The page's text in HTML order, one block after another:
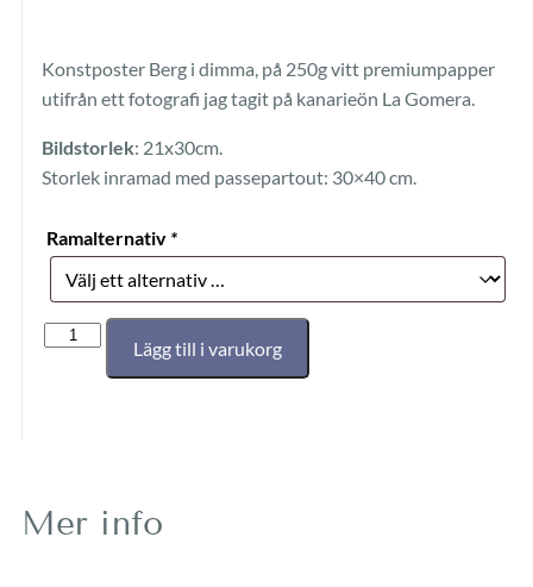
Konstposter Berg i dimma, på 250g vitt premiumpapper
utifrån ett fotografi jag tagit på kanarieön La Gomera.
Bildstorlek: 21x30cm.
Storlek inramad med passepartout: 30×40 cm.
Ramalternativ *
Lägg till i varukorg
Mer info